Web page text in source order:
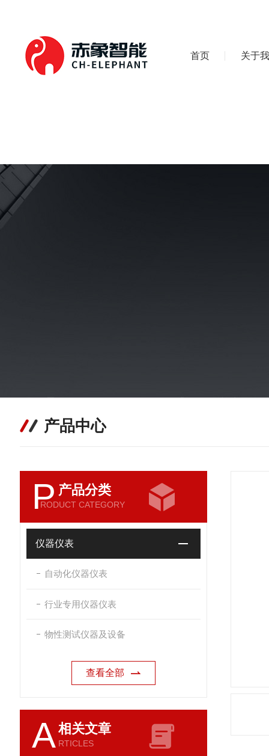
首页 关于
产品中心
P 产品分类
RODUCT CATEGORY
仪器仪表
自动化仪器仪表
行业专用仪器仪表
物性测试仪器及设备
查看全部
A相关文章
RTICLES